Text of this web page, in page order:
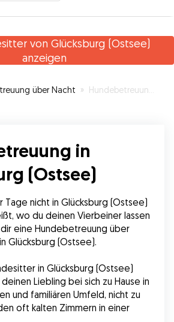
von Glücksburg (Ostsee)
anzeigen
über Nacht » Hundebetreuung in Glücksburg (Ostsee)
in
(Ostsee)
Tage nicht in Glücksburg (Ostsee)
wo du deinen Vierbeiner lassen
eine Hundebetreuung über
Glücksburg (Ostsee).
in Glücksburg (Ostsee)
Liebling bei sich zu Hause in
und familiären Umfeld, nicht zu
oft kalten Zimmern in einer